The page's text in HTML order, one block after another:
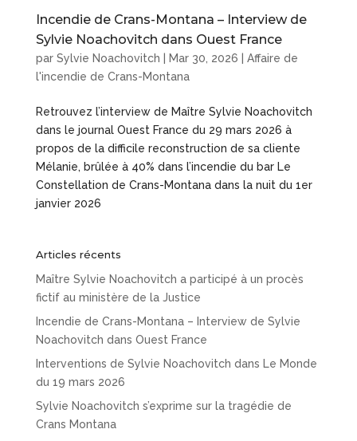
Incendie de Crans-Montana – Interview de
Sylvie Noachovitch dans Ouest France
par Sylvie Noachovitch Mar 30, 2026
Affaire de
l'incendie de Crans-Montana
Retrouvez l’interview de Maître Sylvie Noachovitch
dans le journal Ouest France du 29 mars 2026 à
propos de la difficile reconstruction de sa cliente
Mélanie, brûlée à 40% dans l’incendie du bar Le
Constellation de Crans-Montana dans la nuit du 1er
janvier 2026
Articles récents
Maître Sylvie Noachovitch a participé à un procès
fictif au ministère de la Justice
Incendie de Crans-Montana – Interview de Sylvie
Noachovitch dans Ouest France
Interventions de Sylvie Noachovitch dans Le Monde
du 19 mars 2026
Sylvie Noachovitch s’exprime sur la tragédie de
Crans Montana